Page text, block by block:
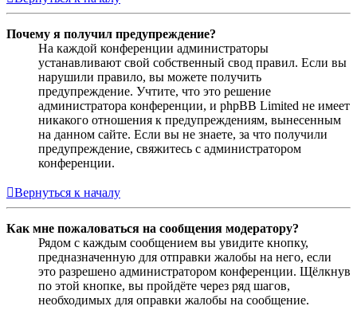
Почему я получил предупреждение?
На каждой конференции администраторы
устанавливают свой собственный свод правил. Если вы
нарушили правило, вы можете получить
предупреждение. Учтите, что это решение
администратора конференции, и phpBB Limited не имеет
никакого отношения к предупреждениям, вынесенным
на данном сайте. Если вы не знаете, за что получили
предупреждение, свяжитесь с администратором
конференции.
Вернуться к началу
Как мне пожаловаться на сообщения модератору?
Рядом с каждым сообщением вы увидите кнопку,
предназначенную для отправки жалобы на него, если
это разрешено администратором конференции. Щёлкнув
по этой кнопке, вы пройдёте через ряд шагов,
необходимых для оправки жалобы на сообщение.